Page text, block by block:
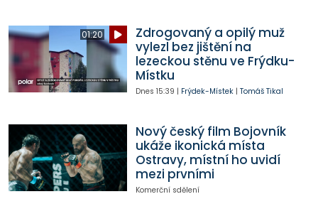
01:20
Zdrogovaný a opilý muž
vylezl bez jištění na
lezeckou stěnu ve Frýdku-
Místku
Dnes 15:39 | Frýdek-Místek| Tomáš Tikal
Nový český film Bojovník
ukáže ikonická místa
Ostravy, místní ho uvidí
mezi prvními
Komerční sdělení